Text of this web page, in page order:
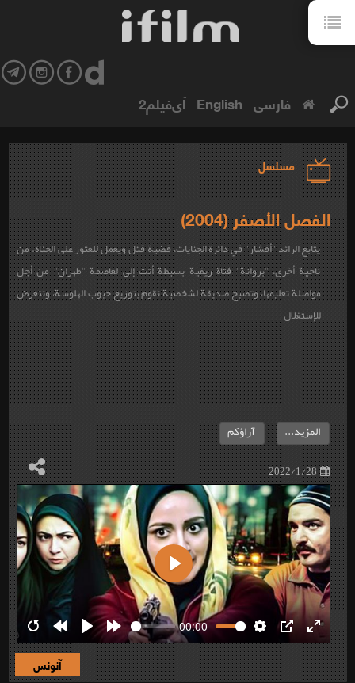
فارسی English آی‌فیلم2
مسلسل
الفصل الأصفر (2004)
يتابع الرائد "أفشار" في دائرة الجنايات، قضية قتل ويعمل للعثور على الجناة. من
ناحية أخرى، "بروانة" فتاة ريفية بسيطة أتت إلى لعاصمة "طهران" من أجل
مواصلة تعليمها، وتصبح صديقة لشخصية تقوم بتوزيع حبوب الهلوسة، وتتعرض
للإستغلال
2022/1/28
المزيد... آراؤكم
RestartRewind
10s
Play Forward
10s
00:00
Settings
PIP Enter
Play
آنونس